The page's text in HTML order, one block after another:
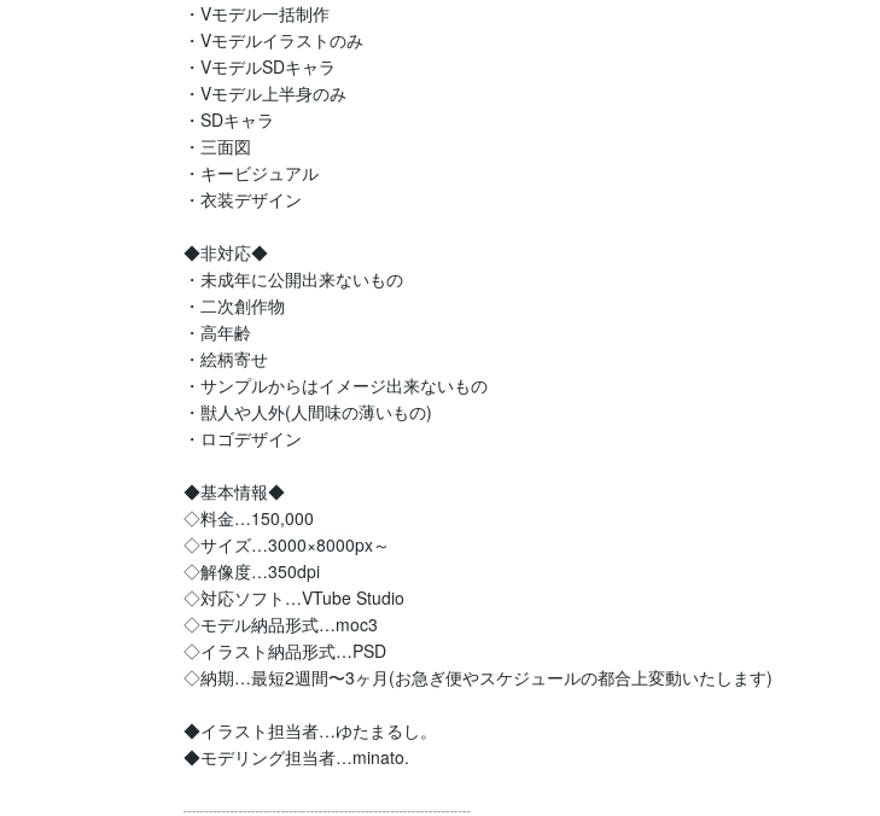
・Vモデル一括制作
・Vモデルイラストのみ
・VモデルSDキャラ
・Vモデル上半身のみ
・SDキャラ
・三面図
・キービジュアル
・衣装デザイン
◆非対応◆
・未成年に公開出来ないもの
・二次創作物
・高年齢
・絵柄寄せ
・サンプルからはイメージ出来ないもの
・獣人や人外(人間味の薄いもの)
・ロゴデザイン
◆基本情報◆
◇料金…150,000
◇サイズ…3000×8000px～
◇解像度…350dpi
◇対応ソフト…VTube Studio
◇モデル納品形式…moc3
◇イラスト納品形式…PSD
◇納期…最短2週間〜3ヶ月(お急ぎ便やスケジュールの都合上変動いたします)
◆イラスト担当者…ゆたまるし。
◆モデリング担当者…minato.
┈┈┈┈┈┈┈┈┈┈┈┈┈┈┈┈┈